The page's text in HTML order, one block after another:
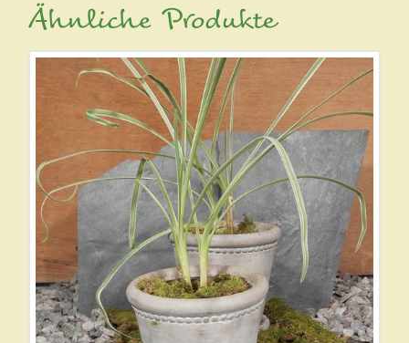
Ähnliche Produkte